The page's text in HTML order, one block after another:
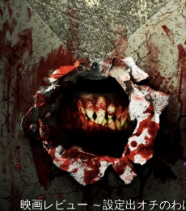
映画レビュー ～設定出オチのわ